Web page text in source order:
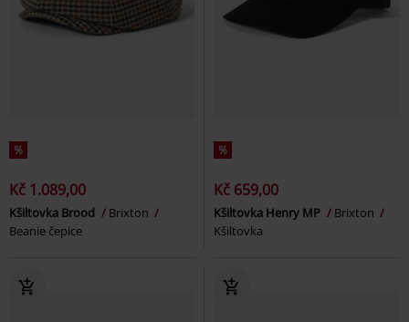
%
Kč 1.089,00
Kšiltovka Brood
Brixton
Beanie čepice
%
Kč 659,00
Kšiltovka Henry MP
Brixton
Kšiltovka